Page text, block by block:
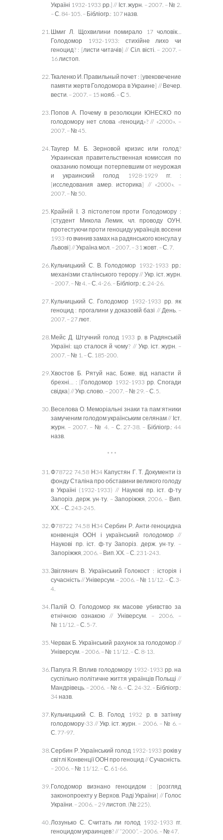
Україні 1932-1933 рр.] // Іст. журн. – 2007. – № 2.
– С. 84-105. – Бібліогр.: 107 назв.
Шмиг Л. Щохвилини помирало 17 чоловік…
Голодомор 1932-1933: стихійне лихо чи
геноцид? : [листи читачів] // Сіл. вісті. – 2007. –
16 листоп.
Ткаленко И. Правильный почет : [увековечение
памяти жертв Голодомора в Украине] // Вечер.
вести. – 2007. – 15 нояб. – С 5.
Попов А. Почему в резолюции ЮНЕСКО по
голодомору нет слова «геноцид»? // «2000». –
2007. – № 45.
Таугер М. Б. Зерновой кризис или голод?
Украинская правительственная комиссия по
оказанию помощи потерпевшим от неурожая
и украинский голод 1928-1929 гг. :
[исследования амер. историка] // «2000». –
2007. – № 50.
Крайній І. З пістолетом проти Голодомору :
[студент Микола Лемик, чл. проводу ОУН,
протестуючи проти геноциду українців, восени
1933-го вчинив замах на радянського консула у
Львові] // Україна мол. – 2007. – 31 жовт. – С. 7.
Кульчицький С. В. Голодомор 1932-1933 рр.:
механізми сталінського терору // Укр. іст. журн.
– 2007. – № 4. – С. 4-26. – Бібліогр.: с. 24-26.
Кульчицький С. Голодомор 1932-1933 рр. як
геноцид : прогалини у доказовій базі // День. –
2007. – 27 лют.
Мейс Д. Штучний голод 1933 р. в Радянській
Україні: що сталося й чому? // Укр. іст. журн. –
2007. – № 1. – С. 185-200.
Хвостов Б. Рятуй нас, Боже, від напасти й
брехні… : [Голодомор 1932-1933 рр. Спогади
свідка] // Укр. слово. – 2007. – № 29. – С. 5.
Веселова О. Меморіальні знаки та пам'ятники
замученим голодом українським селянам // Іст.
журн. – 2007. – № 4. – С. 27-38. – Бібліогр.: 44
назв.
* * *
Ф78722 74.58 Н34 Капустян Г. Т. Документи із
фонду Сталіна про обставини великого голоду
в Україні (1932-1933) // Наукові пр. іст. ф-ту
Запоріз. держ. ун-ту. – Запоріжжя, 2006. – Вип.
ХХ. – С. 243-245.
Ф78722 74.58 Н34 Сербин Р. Анти-геноцидна
конвенція ООН і український голодомор //
Наукові пр. іст. ф-ту Запоріз. держ. ун-ту. –
Запоріжжя, 2006. – Вип. ХХ. – С. 231-243.
Звіглянич В. Український Голокост : історія і
сучасність // Універсум. – 2006. – № 11/12. – С. 3-
4.
Палій О. Голодомор як масове убивство за
етнічною ознакою // Універсум. – 2006. –
№ 11/12. – С. 5-7.
Червак Б. Український рахунок за голодомор //
Універсум. – 2006. – № 11/12. – С. 8-13.
Папуга Я. Вплив голодомору 1932-1933 рр. на
суспільно-політичне життя українців Польщі //
Мандрівець. – 2006. – № 6. – С. 24-32. – Бібліогр.:
34 назв.
Кульчицький С. В. Голод 1932 р. в затінку
голодомору-33 // Укр. іст. журн. – 2006. – № 6. –
С. 77-97.
Сербин Р. Український голод 1932-1933 років у
світлі Конвенції ООН про геноцид // Сучасність.
– 2006. – № 11/12. – С. 61-66.
Голодомор визнано геноцидом : [розгляд
законопроекту у Верхов. Раді України] // Голос
України. – 2006. – 29 листоп. (№ 225).
Лозунько С. Считать ли голод 1932-1933 гг.
геноцидом украинцев? // “2000”. – 2006. – № 47.